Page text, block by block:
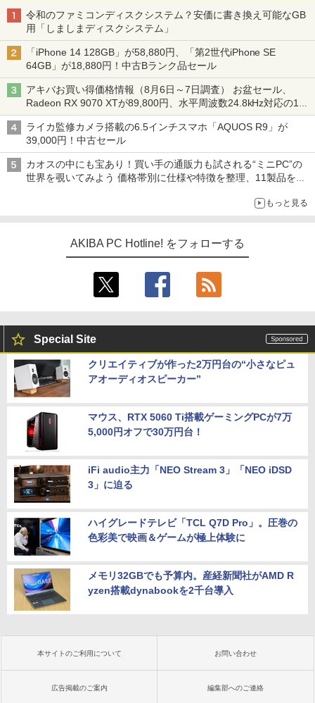
令和のファミコンディスクシステム？安価に書き換え可能なGB
用「しましまディスクシステム」
「iPhone 14 128GB」が58,880円、「第2世代iPhone SE
64GB」が18,880円！中古Bランク品セール
アキバお買い得価格情報（8月6日～7日調査） お盆セール、
Radeon RX 9070 XTが89,800円、水平周波数24.8kHz対応の17
型モニターが9,801円、暑さ指数連動セール ほか
ライカ監修カメラ搭載の6.5インチスマホ「AQUOS R9」が
39,000円！中古セール
カオスの中にも宝あり！買い手の通販力も試される“ミニPC”の
世界を覗いてみよう 価格帯別に仕様や特徴を整理、11製品をピ
もっと見る
AKIBA PC Hotline! をフォローする
Special Site
クリエイティブが作った2万円台の“小さなピュ
アオーディオスピーカー”
マウス、RTX 5060 Ti搭載ゲーミングPCが7万
5,000円オフで30万円台！
iFi audio主力「NEO Stream 3」「NEO iDSD
3」に迫る
ハイグレードテレビ「TCL Q7D Pro」。圧巻の
色彩美で映画＆ゲームが極上体験に
メモリ32GBでも予算内。産経新聞社がAMD R
yzen搭載dynabookを2千台導入
本サイトのご利用について お問い合わせ
広告掲載のご案内 編集部へのご連絡